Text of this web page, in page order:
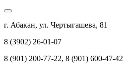
г. Абакан, ул. Чертыгашева, 81
8 (3902) 26-01-07
8 (901) 200-77-22, 8 (901) 600-47-42